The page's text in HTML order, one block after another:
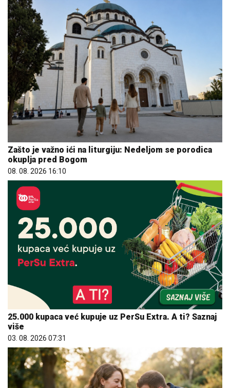
Zašto je važno ići na liturgiju: Nedeljom se porodica
okuplja pred Bogom
08. 08. 2026 16:10
25.000 kupaca već kupuje uz PerSu Extra. A ti? Saznaj
više
03. 08. 2026 07:31